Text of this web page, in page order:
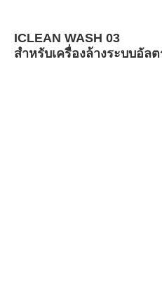
ICLEAN WASH 03
สำหรับเครื่องล้างระบบอัล